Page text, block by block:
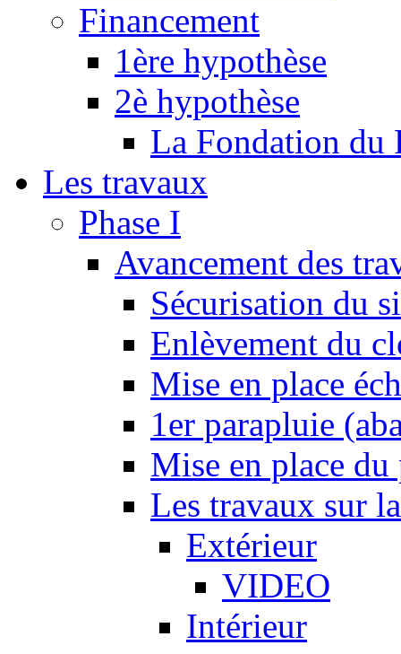
Financement
1ère hypothèse
2è hypothèse
La Fondation du
Les travaux
Phase I
Avancement des
Sécurisation du
Enlèvement du
Mise en place
1er parapluie
Mise en place
Les travaux sur
Extérieur
VIDEO
Intérieur